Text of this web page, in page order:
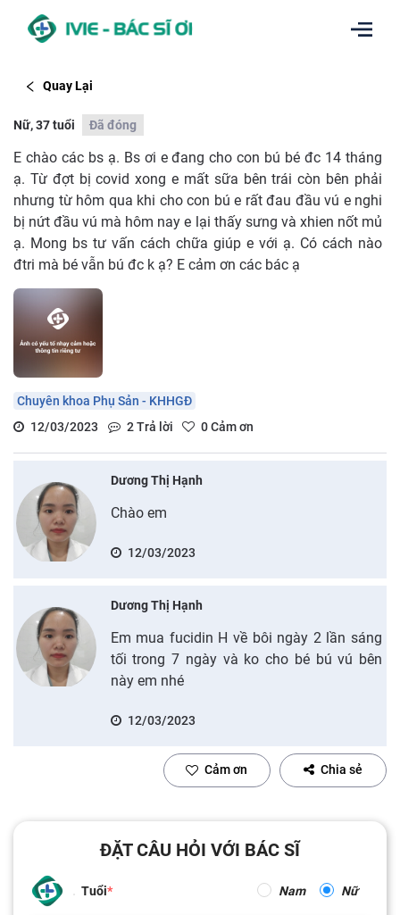
Quay Lại
Nữ, 37 tuổi Đã đóng
E chào các bs ạ. Bs ơi e đang cho con bú bé đc 14 tháng
ạ. Từ đợt bị covid xong e mất sữa bên trái còn bên phải
nhưng từ hôm qua khi cho con bú e rất đau đầu vú e nghi
bị nứt đầu vú mà hôm nay e lại thấy sưng và xhien nốt mủ
ạ. Mong bs tư vấn cách chữa giúp e với ạ. Có cách nào
đtri mà bé vẫn bú đc k ạ? E cảm ơn các bác ạ
Chuyên khoa Phụ Sản - KHHGĐ
12/03/2023
2Trả lời 0Cảm ơn
Dương Thị Hạnh
Chào em
12/03/2023
Dương Thị Hạnh
Em mua fucidin H về bôi ngày 2 lần sáng
tối trong 7 ngày và ko cho bé bú vú bên
này em nhé
12/03/2023
Cảm ơn Chia sẻ
ĐẶT CÂU HỎI VỚI BÁC SĨ
Tuổi Nam Nữ